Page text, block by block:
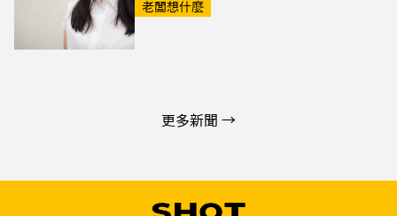
老闆想什麼
更多新聞 →